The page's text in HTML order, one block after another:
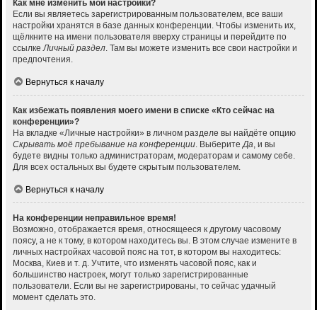
Как мне изменить мои настройки?
Если вы являетесь зарегистрированным пользователем, все ваши
настройки хранятся в базе данных конференции. Чтобы изменить их,
щёлкните на имени пользователя вверху страницы и перейдите по
ссылкеЛичный раздел. Там вы можете изменить все свои настройки и
предпочтения.
Вернуться к началу
Как избежать появления моего имени в списке «Кто сейчас на
конференции»?
На вкладке «Личные настройки» в личном разделе вы найдёте опцию
Скрывать моё пребывание на конференции. ВыберитеДа, и вы
будете видны только администраторам, модераторам и самому себе.
Для всех остальных вы будете скрытым пользователем.
Вернуться к началу
На конференции неправильное время!
Возможно, отображается время, относящееся к другому часовому
поясу, а не к тому, в котором находитесь вы. В этом случае измените в
личных настройках часовой пояс на тот, в котором вы находитесь:
Москва, Киев и т. д. Учтите, что изменять часовой пояс, как и
большинство настроек, могут только зарегистрированные
пользователи. Если вы не зарегистрированы, то сейчас удачный
момент сделать это.